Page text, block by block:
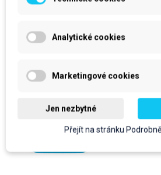
Analytické cookies
Marketingové cookies
Jen nezbytné
Přejít na stránku